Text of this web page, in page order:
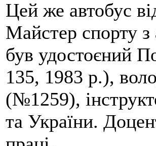
Цей же автобус
Майстер спорту
був удостоєний
135, 1983 р.),
(№1259),
та України.